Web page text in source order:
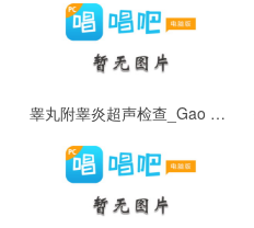
睾丸附睾炎超声检查_Gao Wan Fu Gao Yan Chao Sheng Jian Cha